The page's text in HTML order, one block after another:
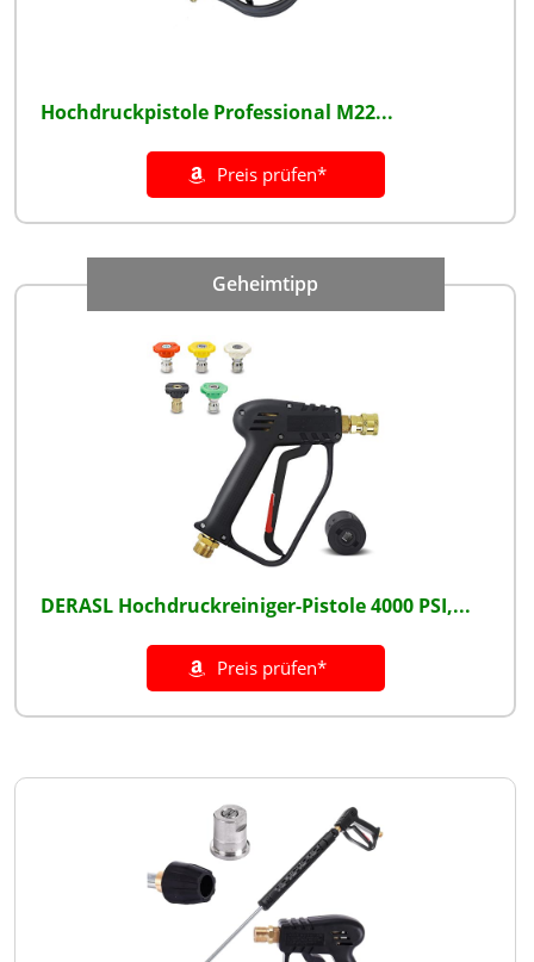
Hochdruckpistole Professional M22...
Preis prüfen*
DERASL Hochdruckreiniger-Pistole 4000 PSI,...
Preis prüfen*